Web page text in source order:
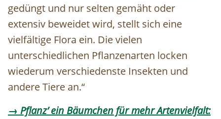
gedüngt und nur selten gemäht oder
extensiv beweidet wird, stellt sich eine
vielfältige Flora ein. Die vielen
unterschiedlichen Pflanzenarten locken
wiederum verschiedenste Insekten und
andere Tiere an.“
→ Pflanz’ ein Bäumchen für mehr Artenvielfalt: